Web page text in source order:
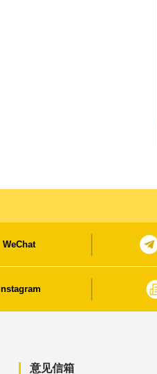
WeChat
Instagram
意见信箱